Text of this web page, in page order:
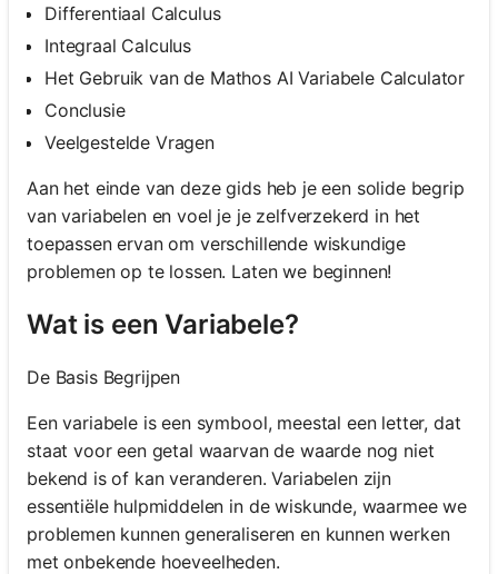
Differentiaal Calculus
Integraal Calculus
Het Gebruik van de Mathos AI Variabele Calculator
Conclusie
Veelgestelde Vragen
Aan het einde van deze gids heb je een solide begrip
van variabelen en voel je je zelfverzekerd in het
toepassen ervan om verschillende wiskundige
problemen op te lossen. Laten we beginnen!
Wat is een Variabele?
De Basis Begrijpen
Een variabele is een symbool, meestal een letter, dat
staat voor een getal waarvan de waarde nog niet
bekend is of kan veranderen. Variabelen zijn
essentiële hulpmiddelen in de wiskunde, waarmee we
problemen kunnen generaliseren en kunnen werken
met onbekende hoeveelheden.